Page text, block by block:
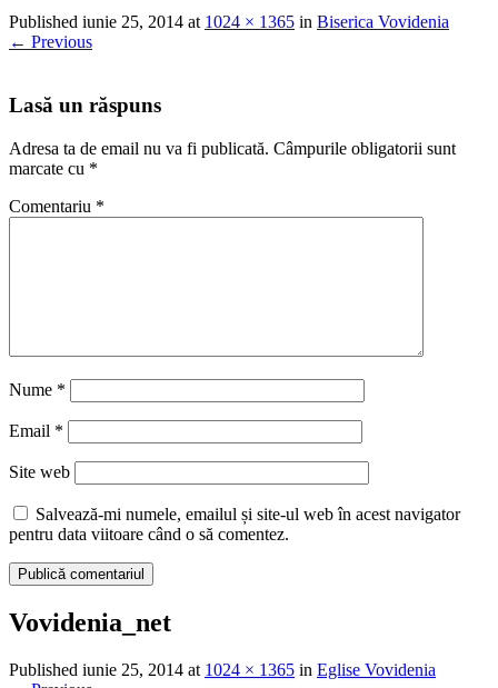
Published iunie 25, 2014 at 1024 × 1365 in Biserica Vovidenia
← Previous
Lasă un răspuns
Adresa ta de email nu va fi publicată. Câmpurile obligatorii sunt
marcate cu *
Comentariu *
Nume *
Email *
Site web
Salvează-mi numele, emailul și site-ul web în acest navigator
pentru data viitoare când o să comentez.
Vovidenia_net
Published iunie 25, 2014 at 1024 × 1365 in Eglise Vovidenia